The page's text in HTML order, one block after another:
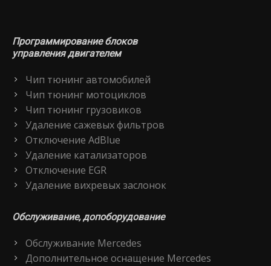
Программирование блоков
управления двигателем
Чип тюнинг автомобилей
Чип тюнинг мотоциклов
Чип тюнинг грузовиков
Удаление сажевых фильтров
Отключение AdBlue
Удаление катализаторов
Отключение EGR
Удаление вихревых заслонок
Обслуживание, допоборудование
Обслуживание Mercedes
Дополнительное оснащение Mercedes